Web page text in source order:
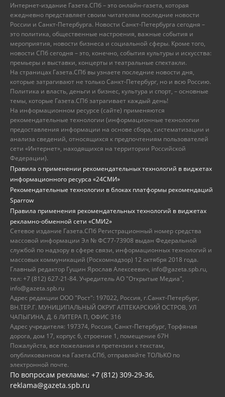
Интернет-издание Газета.СПб – это онлайн-газета, которая
ежедневно представляет своим читателям последние новости
России и Санкт-Петербурга. Новости Санкт-Петербурга сегодня –
это политика, общественные настроения, важные события и
мероприятия, новости бизнеса и социальной сферы. Кроме того,
новости СПб сегодня – это, конечно, события культуры и искусства:
премьеры и выставки, концерты и театральные спектакли.
На страницах Газета.СПб вы узнаете последние новости дня,
которые затрагивают не только Санкт-Петербург, но и всю Россию.
Политика и власть, деньги и бизнес, культура и спорт, – основные
темы, которые Газета.СПб затрагивает каждый день!
На информационном ресурсе (сайте) применяются
рекомендательные технологии (информационные технологии
предоставления информации на основе сбора, систематизации и
анализа сведений, относящихся к предпочтениям пользователей
сети «Интернет», находящихся на территории Российской
Федерации).
Правила о применении рекомендательных технологий в виджетах
информационного ресурса «24СМИ»
Рекомендательные технологии в блоках платформы рекомендаций
Sparrow
Правила применения рекомендательных технологий в виджетах
рекламно-обменной сети «СМИ2»
Сетевое издание Газета.СПб Регистрационный номер средства
массовой информации Эл № ФС77-73908 выдан Федеральной
службой по надзору в сфере связи, информационных технологий и
массовых коммуникаций (Роскомнадзор) 12 октября 2018 года.
Главный редактор Гущин Ярослав Алексеевич, info@gazeta.spb.ru,
тел: +7 (812) 627-21-84. Учредитель АО "Открытые Медиа",
info@gazeta.spb.ru
Адрес редакции ООО "Рост": 197022, Россия, г.Санкт-Петербург,
ВН.ТЕР.Г. МУНИЦИПАЛЬНЫЙ ОКРУГ АПТЕКАРСКИЙ ОСТРОВ, УЛ
ЧАПЫГИНА, Д. 6 ЛИТЕРА П, ОФИС 316
Адрес учредителя: 197374, Россия, Санкт-Петербург, Торфяная
дорога, дом 17, корпус 6, строение 1, помещение 67Н
Пожалуйста, все пожелания и претензии к текстам,
опубликованном на Газета.СПб, отправляйте ТОЛЬКО по
электронной почте.
По вопросам рекламы: +7 (812) 309-29-36,
reklama@gazeta.spb.ru